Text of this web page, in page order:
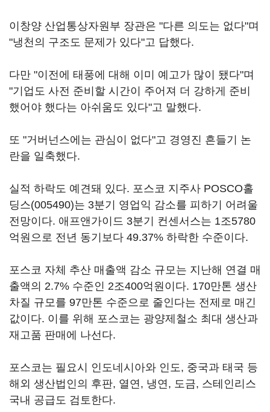
이창양 산업통상자원부 장관은 "다른 의도는 없다"며
"냉천의 구조도 문제가 있다"고 답했다.
다만 "이전에 태풍에 대해 이미 예고가 많이 됐다"며
"기업도 사전 준비할 시간이 주어져 더 강하게 준비
했어야 했다는 아쉬움도 있다"고 말했다.
또 "거버넌스에는 관심이 없다"고 경영진 흔들기 논
란을 일축했다.
실적 하락도 예견돼 있다. 포스코 지주사 POSCO홀
딩스(005490)는 3분기 영업익 감소를 피하기 어려울
전망이다. 애프앤가이드 3분기 컨센서스는 1조5780
억원으로 전년 동기보다 49.37% 하락한 수준이다.
포스코 자체 추산 매출액 감소 규모는 지난해 연결 매
출액의 2.7% 수준인 2조400억원이다. 170만톤 생산
차질 규모를 97만톤 수준으로 줄인다는 전제로 매긴
값이다. 이를 위해 포스코는 광양제철소 최대 생산과
재고품 판매에 나선다.
포스코는 필요시 인도네시아와 인도, 중국과 태국 등
해외 생산법인의 후판, 열연, 냉연, 도금, 스테인리스
국내 공급도 검토한다.